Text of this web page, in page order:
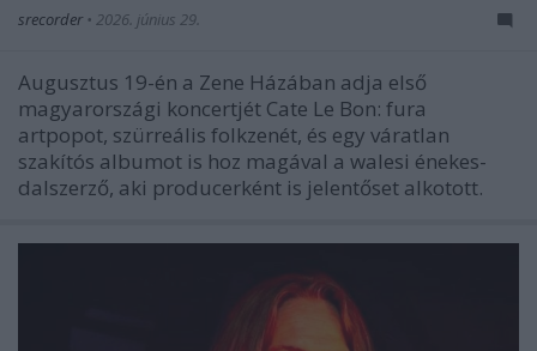
srecorder • 2026. június 29.
Augusztus 19-én a Zene Házában adja első
magyarországi koncertjét Cate Le Bon: fura
artpopot, szürreális folkzenét, és egy váratlan
szakítós albumot is hoz magával a walesi énekes-
dalszerző, aki producerként is jelentőset alkotott.